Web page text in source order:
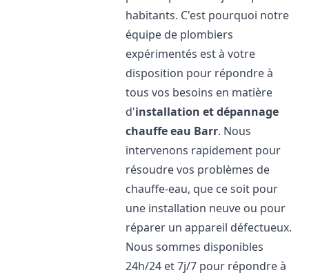
habitants. C'est pourquoi notre
équipe de plombiers
expérimentés est à votre
disposition pour répondre à
tous vos besoins en matière
d'installation et dépannage
chauffe eau Barr. Nous
intervenons rapidement pour
résoudre vos problèmes de
chauffe-eau, que ce soit pour
une installation neuve ou pour
réparer un appareil défectueux.
Nous sommes disponibles
24h/24 et 7j/7 pour répondre à